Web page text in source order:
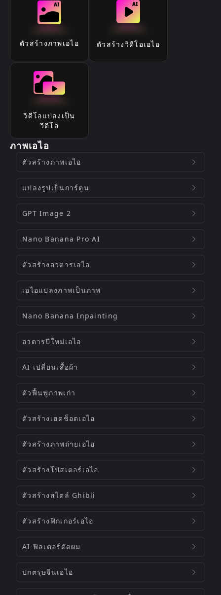
ตัวสร้างภาพเอไอ ตัวสร้างวิดีโอเอไอ
วิดีโอแปลงเป็น
วิดีโอ
ภาพเอไอ
ตัวสร้างภาพเอไอ
แปลงรูปเป็นการ์ตูน
GPT Image 2
Nano Banana Pro AI
ตัวสร้างอวตารเอไอ
เอไอแปลงภาพเป็นภาพ
Nano Banana Inpainting
อวตารปีใหม่เอไอ
AI เปลี่ยนเสื้อผ้า
ตัวฟื้นฟูภาพเก่า
ตัวสร้างเฮดช็อตเอไอ
ตัวสร้างภาพถ่ายเอไอ
ตัวสร้างโปสเตอร์เอไอ
ตัวสร้างสไตล์ Ghibli
ตัวสร้างฟิกเกอร์เอไอ
AI ฟิลเตอร์ตัดผม
ปกตรุษจีนเอไอ